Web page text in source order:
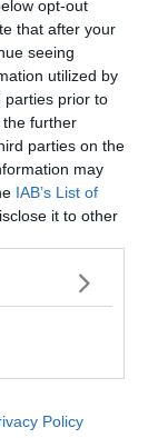
opt-out
that after your
seeing
utilized by
parties prior to
further
parties on the
may
IAB’s List of
it to other
Policy